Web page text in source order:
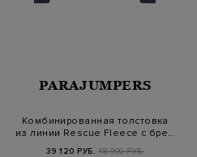
PARAJUMPERS
Комбинированная толстовка
из линии Rescue Fleece с бре…
39 120 РУБ. 48 900 РУБ.